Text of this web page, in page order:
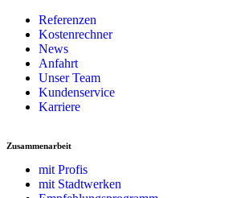
Referenzen
Kostenrechner
News
Anfahrt
Unser Team
Kundenservice
Karriere
Zusammenarbeit
mit Profis
mit Stadtwerken